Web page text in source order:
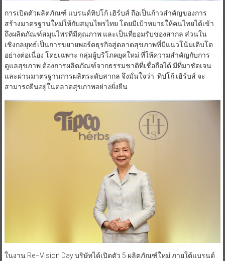
การเปิดตัวผลิตภัณฑ์ แบรนด์ทิปโก้ เฮิร์บส์ ถือเป็นก้าวสำคัญของการ
สร้างมาตรฐานใหม่ให้กับสมุนไพรไทย โดยมีเป้าหมายให้คนไทยได้เข้า
ถึงผลิตภัณฑ์สมุนไพรที่มีคุณภาพ และเป็นที่ยอมรับของสากล ส่วนใน
เชิงกลยุทธ์เป็นการขยายพอร์ตธุรกิจสู่ตลาดสุขภาพที่มีแนวโน้มเติบโต
อย่างต่อเนื่อง โดยเฉพาะ กลุ่มผู้บริโภคยุคใหม่ ที่ให้ความสำคัญกับการ
ดูแลสุขภาพ ต้องการผลิตภัณฑ์จากธรรมชาติที่เชื่อถือได้ มีที่มาชัดเจน
และผ่านมาตรฐานการผลิตระดับสากล จึงมั่นใจว่า ทิปโก้ เฮิร์บส์ จะ
สามารถยืนอยู่ในตลาดสุขภาพอย่างยั่งยืน
ในงาน Re–Vision Day บริษัทได้เปิดตัว 5 ผลิตภัณฑ์ใหม่ ภายใต้แบรนด์